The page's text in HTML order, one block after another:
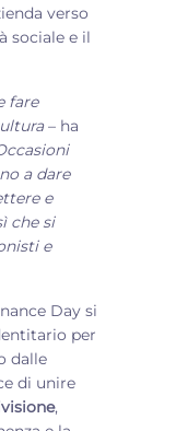
verso
sociale e il
fare
– ha
a dare
e
che si
e
Day si
per
dalle
di unire
,